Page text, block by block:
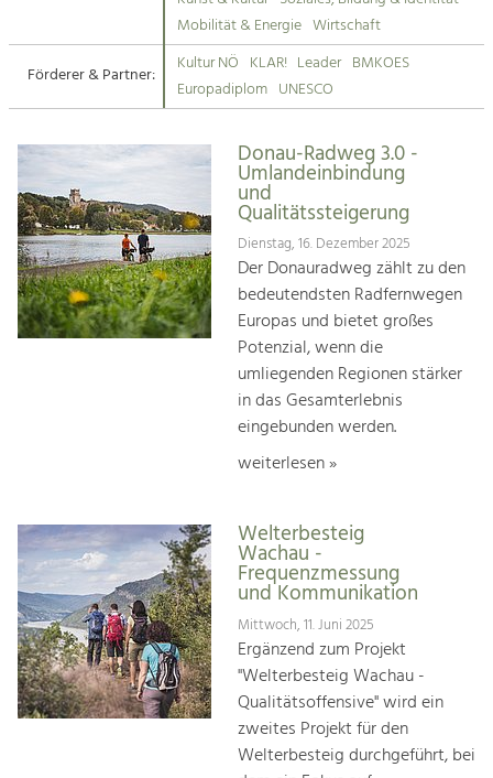
Suche
Impressum
Kontakt
Tourismus
Angebotsentwicklung und
Kunst & Kultur
Handwerk, Wissenschaft und Forschung.
Soziales, Bildung &
Identität
Gleichberechtigung, Jugend und
Integration
Mobilität & Energie
Klimawandel, öffentlicher Verkehr und
Steigerung regionaler Wertschöpfung
Mobilität & Energie Wirtschaft
Förderer & Partner:
Kultur NÖ KLAR! Leader BMKOES
Europadiplom UNESCO
Donau-Radweg 3.0 -
Umlandeinbindung
und
Qualitätssteigerung
Dienstag, 16. Dezember 2025
Der Donauradweg zählt zu den
bedeutendsten Radfernwegen
Europas und bietet großes
Potenzial, wenn die
umliegenden Regionen stärker
in das Gesamterlebnis
eingebunden werden.
weiterlesen »
Welterbesteig
Wachau -
Frequenzmessung
und Kommunikation
Mittwoch, 11. Juni 2025
Ergänzend zum Projekt
"Welterbesteig Wachau -
Qualitätsoffensive" wird ein
zweites Projekt für den
Welterbesteig durchgeführt, bei